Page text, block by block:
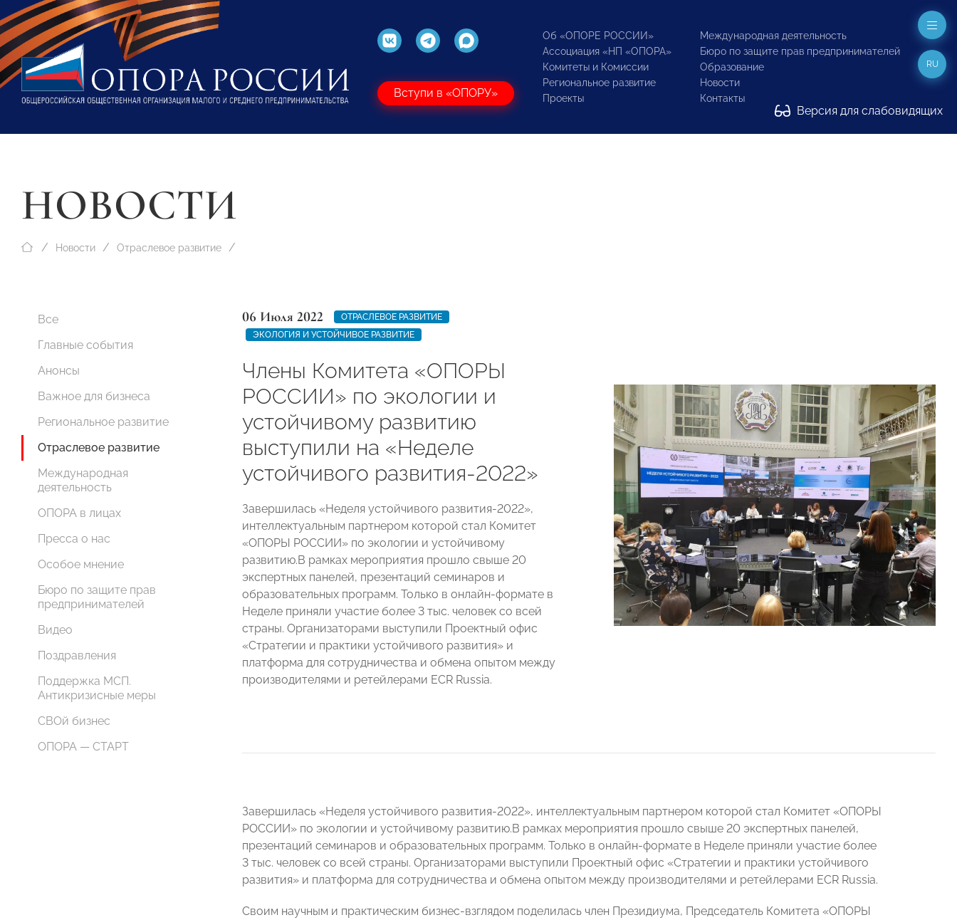
Вступи в «ОПОРУ»
Об «ОПОРЕ РОССИИ»
Ассоциация «НП «ОПОРА»
Комитеты и Комиссии
Региональное развитие
Проекты
Международная деятельность
Бюро по защите прав предпринимателей
Образование
Новости
Контакты
Версия для слабовидящих
RU
НОВОСТИ
Новости Отраслевое развитие
Все
Главные события
Анонсы
Важное для бизнеса
Региональное развитие
Отраслевое развитие
Международная
деятельность
ОПОРА в лицах
Пресса о нас
Особое мнение
Бюро по защите прав
предпринимателей
Видео
Поздравления
Поддержка МСП.
Антикризисные меры
СВОй бизнес
ОПОРА — СТАРТ
06 Июля 2022
ОТРАСЛЕВОЕ РАЗВИТИЕ
ЭКОЛОГИЯ И УСТОЙЧИВОЕ РАЗВИТИЕ
Члены Комитета «ОПОРЫ
РОССИИ» по экологии и
устойчивому развитию
выступили на «Неделе
устойчивого развития-2022»
Завершилась «Неделя устойчивого развития-2022»,
интеллектуальным партнером которой стал Комитет
«ОПОРЫ РОССИИ» по экологии и устойчивому
развитию.В рамках мероприятия прошло свыше 20
экспертных панелей, презентаций семинаров и
образовательных программ. Только в онлайн-формате в
Неделе приняли участие более 3 тыс. человек со всей
страны. Организаторами выступили Проектный офис
«Стратегии и практики устойчивого развития» и
платформа для сотрудничества и обмена опытом между
производителями и ретейлерами ECR Russia.
Завершилась «Неделя устойчивого развития-2022», интеллектуальным партнером которой стал Комитет «ОПОРЫ
РОССИИ» по экологии и устойчивому развитию.В рамках мероприятия прошло свыше 20 экспертных панелей,
презентаций семинаров и образовательных программ. Только в онлайн-формате в Неделе приняли участие более
3 тыс. человек со всей страны. Организаторами выступили Проектный офис «Стратегии и практики устойчивого
развития» и платформа для сотрудничества и обмена опытом между производителями и ретейлерами ECR Russia.
Своим научным и практическим бизнес-взглядом поделилась член Президиума, Председатель Комитета «ОПОРЫ